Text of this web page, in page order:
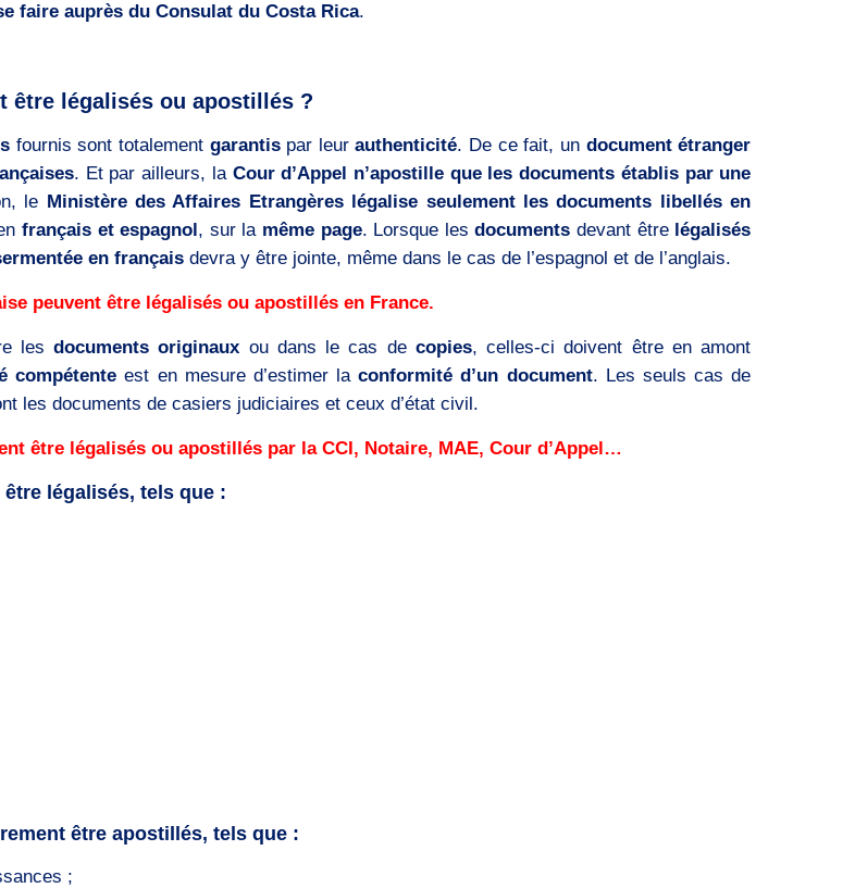
faire auprès du Consulat du Costa Rica.
être légalisés ou apostillés ?
fournis sont totalement garantispar leurauthenticité. De ce fait, un document étranger
. Et par ailleurs, la Cour d’Appel n’apostille que les documents établis par une
le Ministère des Affaires Etrangères légalise seulement les documents libellés en
français et espagnol, sur la même page. Lorsque lesdocuments devant être légalisés
en françaisdevra y être jointe, même dans le cas de l’espagnol et de l’anglais.
peuvent être légalisés ou apostillés en France.
lesdocuments originaux ou dans le cas de copies, celles-ci doivent être en amont
compétente est en mesure d’estimer laconformité d’un document. Les seuls cas de
les documents de casiers judiciaires et ceux d’état civil.
être légalisés ou apostillés par la CCI, Notaire, MAE, Cour d’Appel…
légalisés, tels que :
être apostillés, tels que :
;